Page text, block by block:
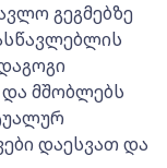
გეგმებზე
და მშობლებს
დაესვათ და